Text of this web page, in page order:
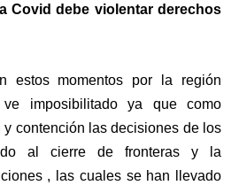
Covid debe violentar derechos
estos momentos por la región
ve imposibilitado ya que como
contención las decisiones de los
al cierre de fronteras y la
, las cuales se han llevado